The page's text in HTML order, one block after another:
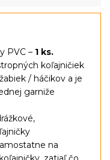
PVC – 1 ks.
koľajničiek
/ háčikov a je
garniže
na